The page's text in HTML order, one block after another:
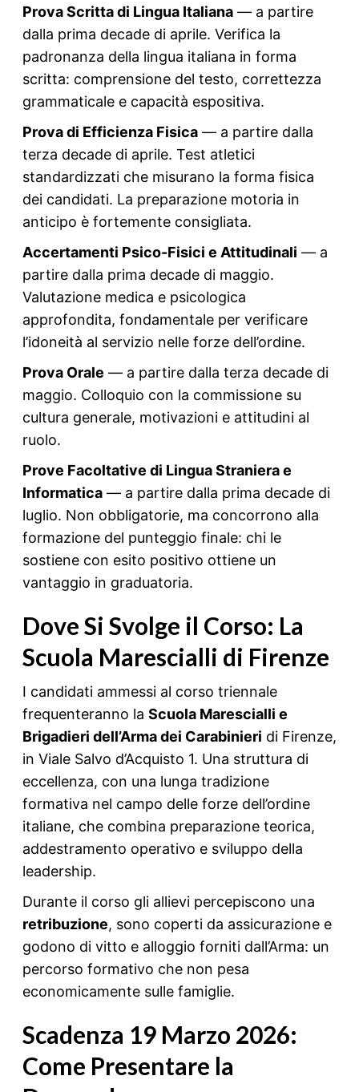
Prova Scritta di Lingua Italiana— a partire
dalla prima decade di aprile. Verifica la
padronanza della lingua italiana in forma
scritta: comprensione del testo, correttezza
grammaticale e capacità espositiva.
Prova di Efficienza Fisica— a partire dalla
terza decade di aprile. Test atletici
standardizzati che misurano la forma fisica
dei candidati. La preparazione motoria in
anticipo è fortemente consigliata.
Accertamenti Psico-Fisici e Attitudinali — a
partire dalla prima decade di maggio.
Valutazione medica e psicologica
approfondita, fondamentale per verificare
l’idoneità al servizio nelle forze dell’ordine.
Prova Orale — a partire dalla terza decade di
maggio. Colloquio con la commissione su
cultura generale, motivazioni e attitudini al
ruolo.
Prove Facoltative di Lingua Straniera e
Informatica— a partire dalla prima decade di
luglio. Non obbligatorie, ma concorrono alla
formazione del punteggio finale: chi le
sostiene con esito positivo ottiene un
vantaggio in graduatoria.
Dove Si Svolge il Corso: La
Scuola Marescialli di Firenze
I candidati ammessi al corso triennale
frequenteranno la Scuola Marescialli e
Brigadieri dell’Arma dei Carabinieri di Firenze,
in Viale Salvo d’Acquisto 1. Una struttura di
eccellenza, con una lunga tradizione
formativa nel campo delle forze dell’ordine
italiane, che combina preparazione teorica,
addestramento operativo e sviluppo della
leadership.
Durante il corso gli allievi percepiscono una
retribuzione, sono coperti da assicurazione e
godono di vitto e alloggio forniti dall’Arma: un
percorso formativo che non pesa
economicamente sulle famiglie.
Scadenza 19 Marzo 2026:
Come Presentare la